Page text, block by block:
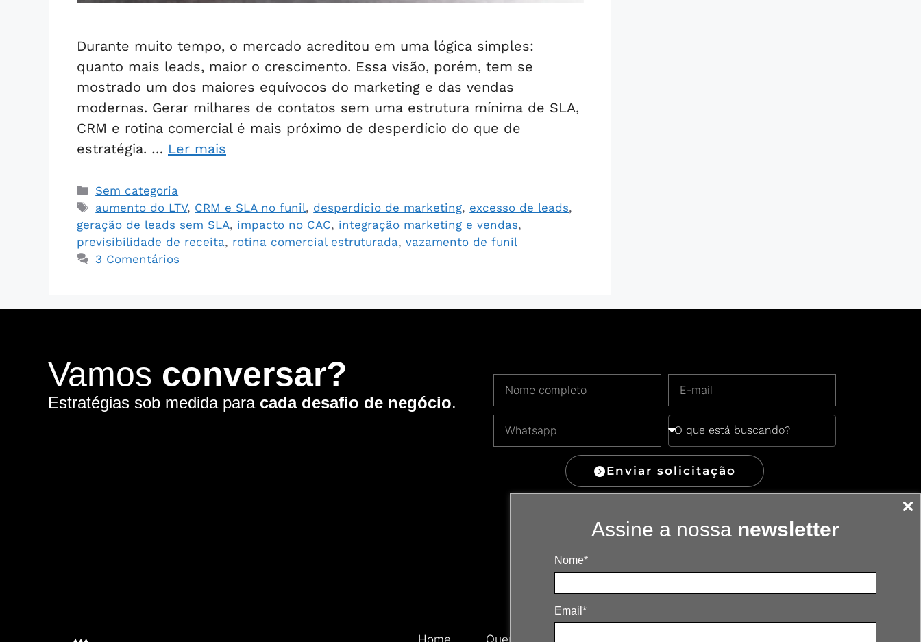
Assine a nossa newsletter
Nome*
Email*
Durante muito tempo, o mercado acreditou em uma lógica simples:
quanto mais leads, maior o crescimento. Essa visão, porém, tem se
mostrado um dos maiores equívocos do marketing e das vendas
modernas. Gerar milhares de contatos sem uma estrutura mínima de SLA,
CRM e rotina comercial é mais próximo de desperdício do que de
estratégia. … Ler mais
Sem categoria
aumento do LTV, CRM e SLA no funil, desperdício de marketing, excesso de leads,
geração de leads sem SLA, impacto no CAC, integração marketing e vendas,
previsibilidade de receita, rotina comercial estruturada, vazamento de funil
3 Comentários
Vamos conversar?
Estratégias sob medida para cada desafio de negócio.
Enviar solicitação
Home Quem somos